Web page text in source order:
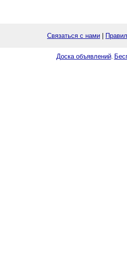
Связаться с нами
Доска объявлений.